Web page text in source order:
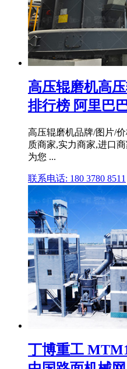
高压辊磨机高
排行榜 阿里巴
高压辊磨机品牌/图片/
质商家,实力商家,进口
为您 ...
联系电话: 180 3780 8511
丁博重工